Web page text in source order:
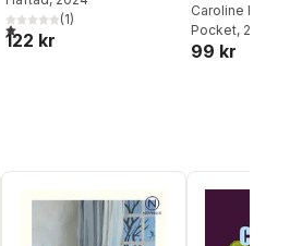
röster:
1,0utav 5 stjärnor. Totalt antal röster:
(1)
122 kr
Caroline
Noli
Pocket, 2025
99 kr